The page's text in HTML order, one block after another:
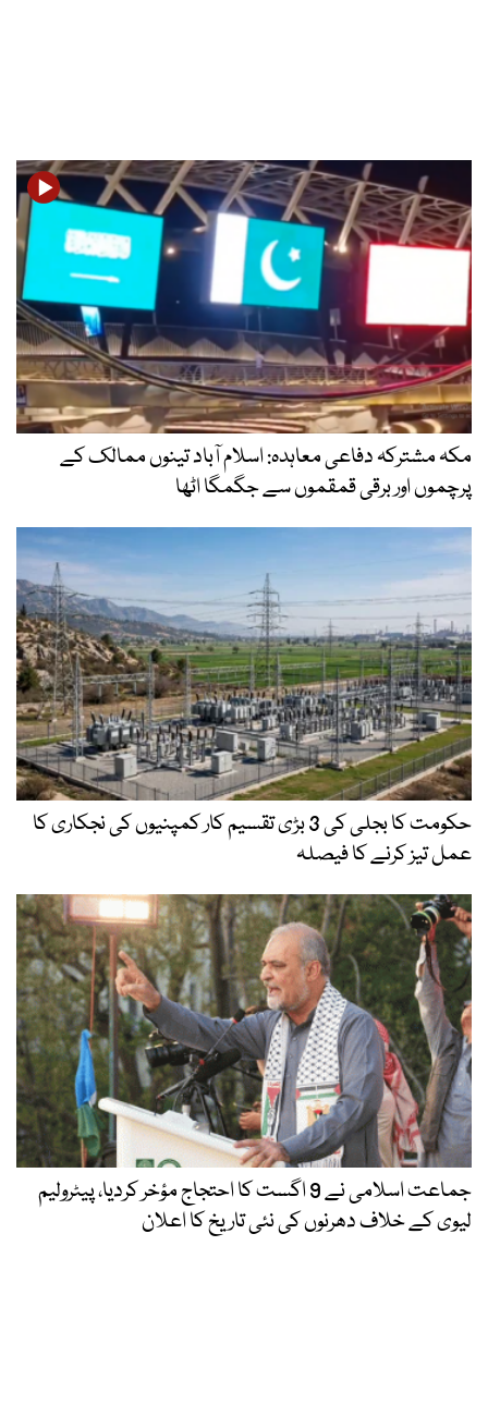
مکہ مشترکہ دفاعی معاہدہ: اسلام آباد تینوں ممالک کے
پرچموں اور برقی قمقموں سے جگمگا اٹھا
حکومت کا بجلی کی 3 بڑی تقسیم کار کمپنیوں کی نجکاری کا
عمل تیز کرنے کا فیصلہ
جماعت اسلامی نے 9 اگست کا احتجاج مؤخر کردیا، پیٹرولیم
لیوی کے خلاف دھرنوں کی نئی تاریخ کا اعلان